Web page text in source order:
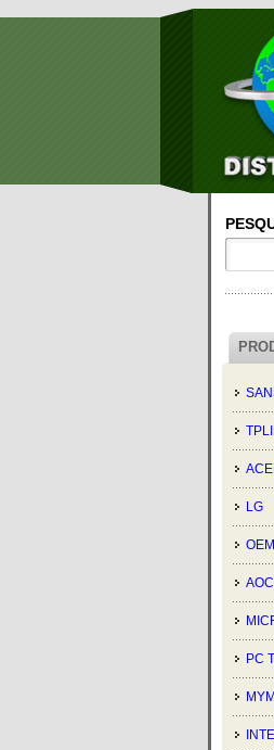
LG
OEM
AOC
PC